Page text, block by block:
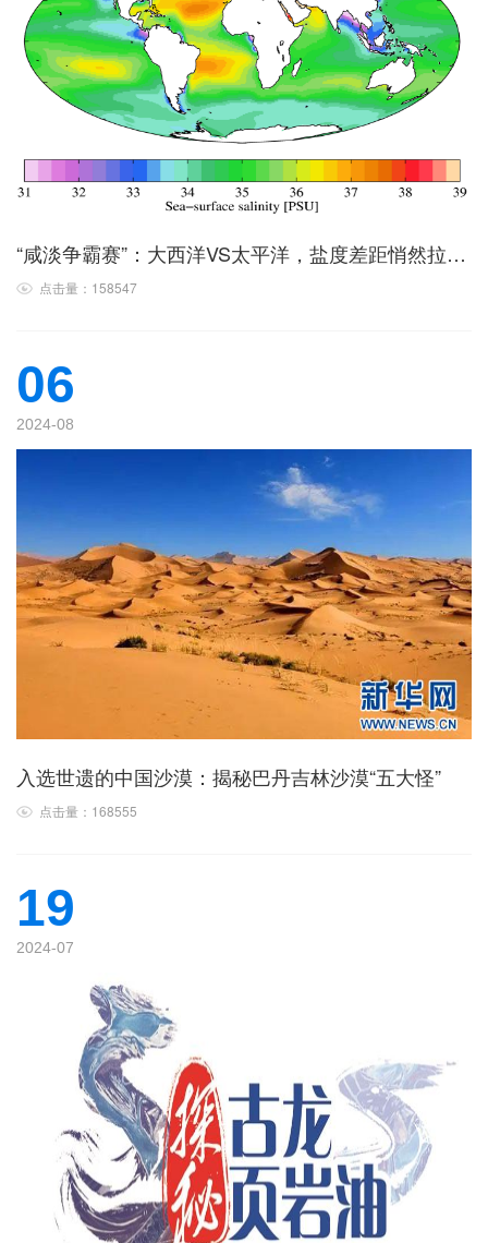
“咸淡争霸赛”：大西洋VS太平洋，盐度差距悄然拉大！
点击量：158547
06
2024-08
入选世遗的中国沙漠：揭秘巴丹吉林沙漠“五大怪”
点击量：168555
19
2024-07